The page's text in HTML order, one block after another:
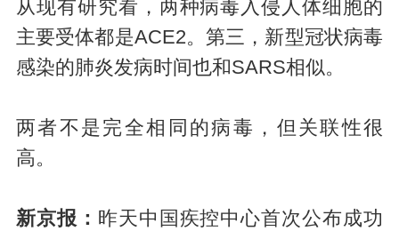
从现有研究看，两种病毒入侵人体细胞的
主要受体都是ACE2。第三，新型冠状病毒
感染的肺炎发病时间也和SARS相似。
两者不是完全相同的病毒，但关联性很
高。
新京报： 昨天中国疾控中心首次公布成功